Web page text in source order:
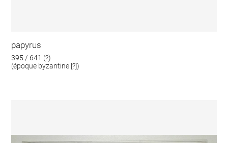
papyrus
395 / 641 (?)
(époque byzantine [?])